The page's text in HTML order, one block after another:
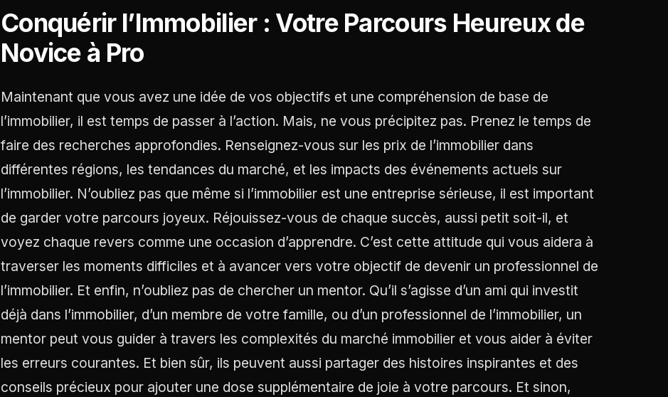
Conquérir l’Immobilier : Votre Parcours Heureux de
Novice à Pro
Maintenant que vous avez une idée de vos objectifs et une compréhension de base de
l’immobilier, il est temps de passer à l’action. Mais, ne vous précipitez pas. Prenez le temps de
faire des recherches approfondies. Renseignez-vous sur les prix de l’immobilier dans
différentes régions, les tendances du marché, et les impacts des événements actuels sur
l’immobilier. N’oubliez pas que même si l’immobilier est une entreprise sérieuse, il est important
de garder votre parcours joyeux. Réjouissez-vous de chaque succès, aussi petit soit-il, et
voyez chaque revers comme une occasion d’apprendre. C’est cette attitude qui vous aidera à
traverser les moments difficiles et à avancer vers votre objectif de devenir un professionnel de
l’immobilier. Et enfin, n’oubliez pas de chercher un mentor. Qu’il s’agisse d’un ami qui investit
déjà dans l’immobilier, d’un membre de votre famille, ou d’un professionnel de l’immobilier, un
mentor peut vous guider à travers les complexités du marché immobilier et vous aider à éviter
les erreurs courantes. Et bien sûr, ils peuvent aussi partager des histoires inspirantes et des
conseils précieux pour ajouter une dose supplémentaire de joie à votre parcours. Et sinon,